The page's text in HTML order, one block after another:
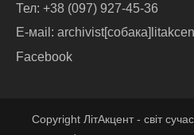
Тел: +38 (097) 927-45-36
E-маіl:
Facebook
Copyright ЛітАкцент - світ